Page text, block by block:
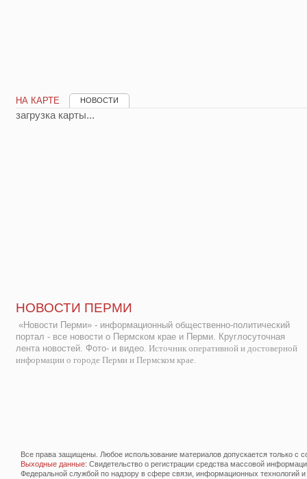
НА КАРТЕ НОВОСТИ
загрузка карты...
НОВОСТИ ПЕРМИ
«Новости Перми» - информационный общественно-политический
портал - все новости о Пермском крае и Перми. Круглосуточная
лента новостей. Фото- и видео. Источник оперативной и достоверной
информации о городе Перми и Пермском крае.
Все права защищены. Любое использование материалов допускается только с
Выходные данные: Свидетельство о регистрации средства массовой
Федеральной службой по надзору в сфере связи, информационных технологий